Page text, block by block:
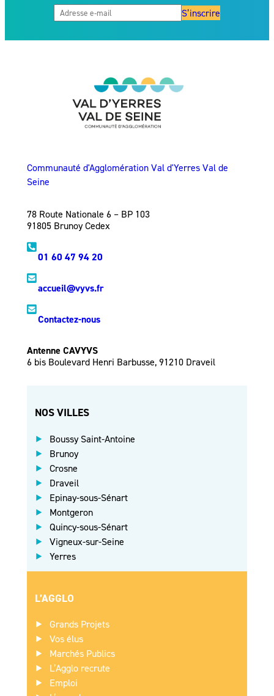
S’inscrire
Communauté d'Agglomération Val d'Yerres Val de
Seine
78 Route Nationale 6 – BP 103
91805 Brunoy Cedex
01 60 47 94 20
accueil@vyvs.fr
Contactez-nous
Antenne CAVYVS
6 bis Boulevard Henri Barbusse, 91210 Draveil
NOS VILLES
Boussy Saint-Antoine
Brunoy
Crosne
Draveil
Epinay-sous-Sénart
Montgeron
Quincy-sous-Sénart
Vigneux-sur-Seine
Yerres
L’AGGLO
Grands Projets
Vos élus
Marchés Publics
L’Agglo recrute
Emploi